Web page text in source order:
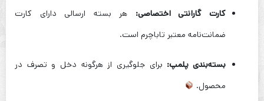
کارت گارانتی اختصاصی: هر بسته ارسالی دارای کارت
ضمانت‌نامه معتبر تاباچرم است.
بسته‌بندی پلمپ: برای جلوگیری از هرگونه دخل و تصرف در
محصول.